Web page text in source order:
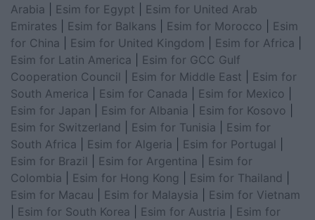
Arabia
Esim for Egypt
Esim for United Arab
Emirates
Esim for Balkans Esim for Morocco
Esim
for China
Esim for United Kingdom Esim for Africa
Esim for Latin America
Esim for GCC Gulf
Cooperation Council
Esim for Middle East
Esim for
South America
Esim for Canada Esim for Mexico
Esim for Japan
Esim for Albania Esim for Kosovo
Esim for Switzerland
Esim for Tunisia
Esim for
South Africa
Esim for Algeria Esim for Portugal
Esim for Brazil
Esim for Argentina
Esim for
Colombia
Esim for Hong Kong Esim for Thailand
Esim for Macau
Esim for Malaysia
Esim for Vietnam
Esim for South Korea Esim for Austria
Esim for